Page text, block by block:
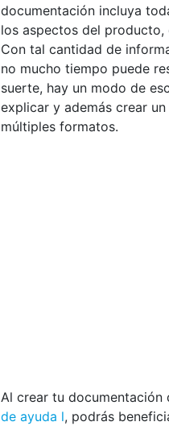
documentación incluya
los aspectos del
Con tal cantidad de
no mucho tiempo puede
suerte, hay un modo de
explicar y además crear un
múltiples formatos.
Al crear tu documentación
de ayuda l, podrás